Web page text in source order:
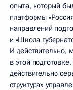
опыта, который
платформы
направлений
и «Школа
И действительно,
в этой
действительно
структурах